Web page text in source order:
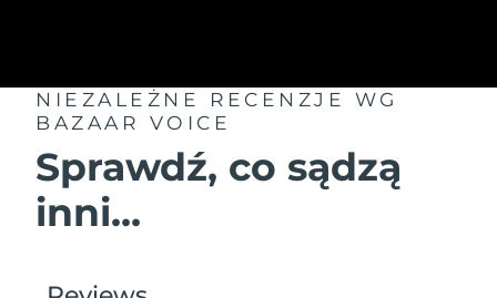
NIEZALEŻNE RECENZJE
WG
BAZAAR VOICE
Sprawdź, co sądzą
inni...